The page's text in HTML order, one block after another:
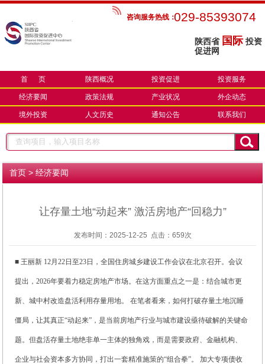
咨询服务热线：029-85393074
陕西省 国际 投资
促进网
首 页 陕西概况 投资促进 投资服务
经济要闻 政策法规 产业状况 外企动态
境外投资 人文历史 通知公告 联系我们
首页 > 经济要闻
让存量土地“动起来” 激活房地产“回稳力”
发布时间：2025-12-25 点击： 659次
■ 王丽新 12月22日至23日，全国住房城乡建设工作会议在北京召开。会议
提出，2026年要着力稳定房地产市场。在这方面重点之一是：结合城市更
新、城中村改造盘活利用存量用地。 在笔者看来，如何打破存量土地沉睡
僵局，让其真正“动起来”，是当前房地产行业与城市建设亟待破解的关键命
题。但盘活存量土地绝非单一主体的独角戏，而是需要政府、金融机构、
企业与社会资本多方协同，打出一套精准施策的“组合拳”。 加大专项债收